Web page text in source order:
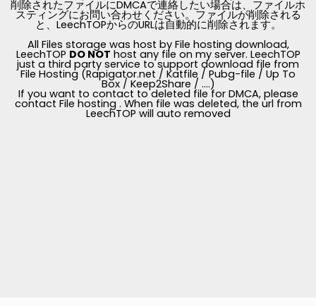
削除されたファイルにDMCAで連絡したい場合は、ファイルホ
スティングにお問い合わせください。ファイルが削除される
と、LeechTOPからのURLは自動的に削除されます。
All Files storage was host by File hosting download,
LeechTOP DO NOT host any file on my server. LeechTOP
just a third party service to support download file from
File Hosting (Rapigator.net / Katfile / Pubg-file / Up To
Box / Keep2Share / ....)
If you want to contact to deleted file for DMCA, please
contact File hosting . When file was deleted, the url from
LeechTOP will auto removed